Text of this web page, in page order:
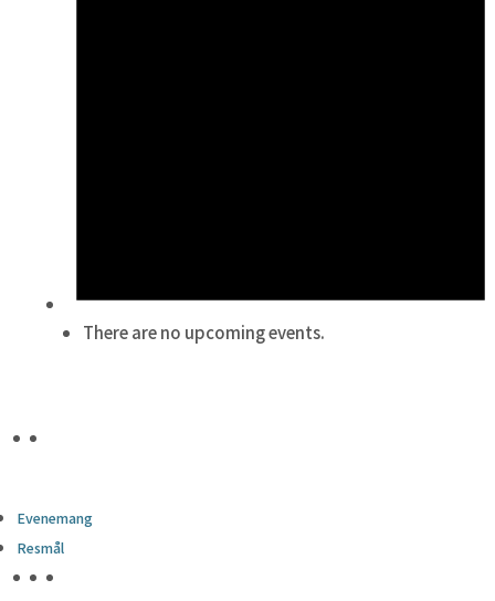
There are no upcoming events.
Evenemang
Resmål